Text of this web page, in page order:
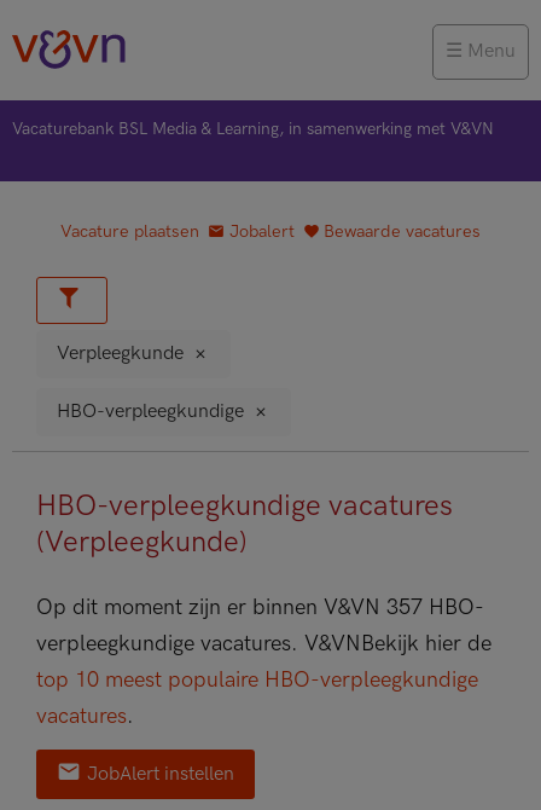
Menu
Vacaturebank BSL Media & Learning, in samenwerking met V&VN
Vacature plaatsen Jobalert Bewaarde vacatures
Verpleegkunde
HBO-verpleegkundige
HBO-verpleegkundige vacatures
(Verpleegkunde)
Op dit moment zijn er binnen V&VN 357 HBO-
verpleegkundige vacatures. V&VN Bekijk hier de
top 10 meest populaire HBO-verpleegkundige
vacatures.
JobAlert instellen